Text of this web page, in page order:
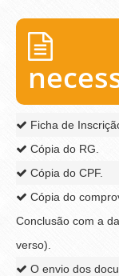
Ficha de
Cópia do RG.
Cópia do CPF.
Cópia do
Conclusão com a
verso).
O envio dos